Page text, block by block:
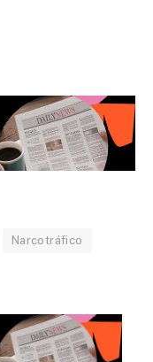
Narcotráfico